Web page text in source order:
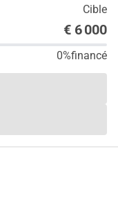
Cible
€ 6 000
0%financé